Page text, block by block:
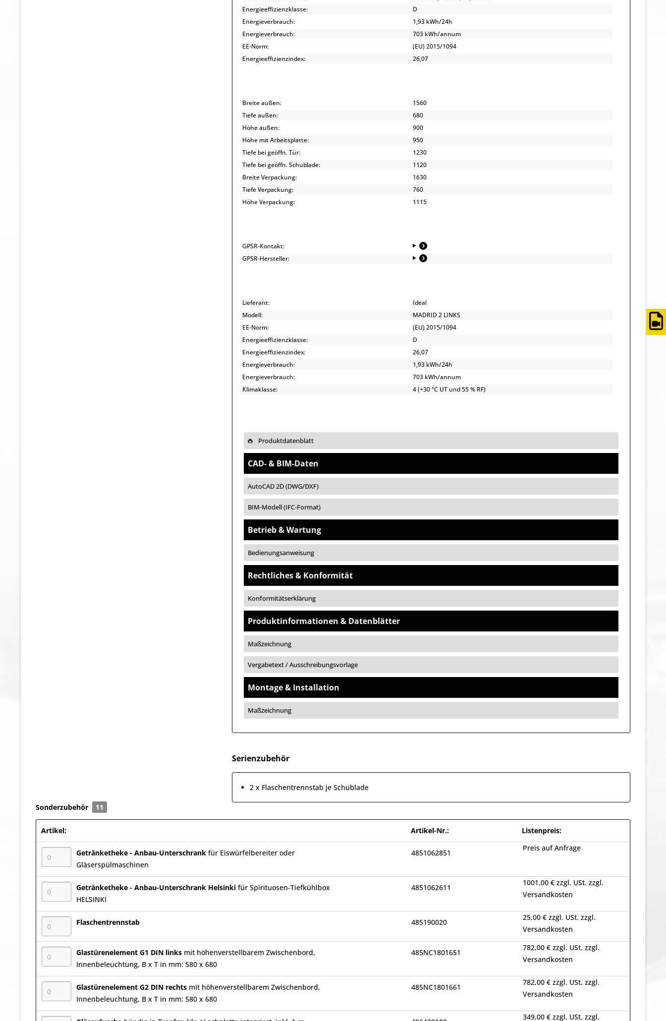
Energieeffizienzklasse:
D
Energieverbrauch:
1,93 kWh/24h
Energieverbrauch:
703 kWh/annum
EE-Norm:
(EU) 2015/1094
Energieeffizienzindex:
26,07
Breite außen:
1560
Tiefe außen:
680
Höhe außen:
900
Höhe mit Arbeitsplatte:
950
Tiefe bei geöffn. Tür:
1230
Tiefe bei geöffn. Schublade:
1120
Breite Verpackung:
1630
Tiefe Verpackung:
760
Höhe Verpackung:
1115
GPSR-Kontakt:
GPSR-Hersteller:
Lieferant:
Ideal
Modell:
MADRID 2 LINKS
EE-Norm:
(EU) 2015/1094
Energieeffizienzklasse:
D
Energieeffizienzindex:
26,07
Energieverbrauch:
1,93 kWh/24h
Energieverbrauch:
703 kWh/annum
Klimaklasse:
4 (+30 °C UT und 55 % RF)
Produktdatenblatt
CAD- & BIM-Daten
AutoCAD 2D (DWG/DXF)
BIM-Modell (IFC-Format)
Betrieb & Wartung
Bedienungsanweisung
Rechtliches & Konformität
Konformitätserklärung
Produktinformationen & Datenblätter
Maßzeichnung
Vergabetext / Ausschreibungsvorlage
Montage & Installation
Maßzeichnung
Serienzubehör
2 x Flaschentrennstab je Schublade
Sonderzubehör 11
Artikel: Artikel-Nr.: Listenpreis:
Getränketheke - Anbau-Unterschrank für Eiswürfelbereiter oder
Gläserspülmaschinen
4851062851
Preis auf Anfrage
Getränketheke - Anbau-Unterschrank Helsinki für Spirituosen-Tiefkühlbox
HELSINKI
4851062611
1001,00 € zzgl. USt. zzgl.
Versandkosten
Flaschentrennstab 485190020
25,00 € zzgl. USt. zzgl.
Versandkosten
Glastürenelement G1 DIN links mit höhenverstellbarem Zwischenbord,
Innenbeleuchtung, B x T in mm: 580 x 680
485NC1801651
782,00 € zzgl. USt. zzgl.
Versandkosten
Glastürenelement G2 DIN rechts mit höhenverstellbarem Zwischenbord,
Innenbeleuchtung, B x T in mm: 580 x 680
485NC1801661
782,00 € zzgl. USt. zzgl.
Versandkosten
349,00 € zzgl. USt. zzgl.